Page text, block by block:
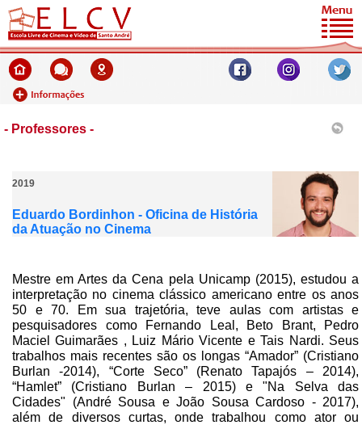
- Professores -
2019
Eduardo Bordinhon - Oficina de História
da Atuação no Cinema
Mestre em Artes da Cena pela Unicamp (2015), estudou a
interpretação no cinema clássico americano entre os anos
50 e 70. Em sua trajetória, teve aulas com artistas e
pesquisadores como Fernando Leal, Beto Brant, Pedro
Maciel Guimarães , Luiz Mário Vicente e Tais Nardi. Seus
trabalhos mais recentes são os longas “Amador” (Cristiano
Burlan -2014), “Corte Seco” (Renato Tapajós – 2014),
“Hamlet” (Cristiano Burlan – 2015) e "Na Selva das
Cidades" (André Sousa e João Sousa Cardoso - 2017),
além de diversos curtas, onde trabalhou como ator ou